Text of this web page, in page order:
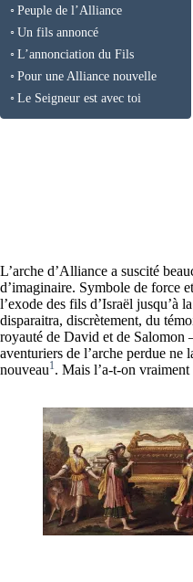
Peuple de l’Alliance
Un fils annoncé
L’annonciation du Fils
Pour une Alliance nouvelle
Le Seigneur est avec toi
L’arche d’Alliance a suscité
d’imaginaire. Symbole de force
l’exode des fils d’Israël jusqu’à
disparaitra, discrètement, du
royauté de David et de Salomon
aventuriers de l’arche perdue ne
nouveau1 . Mais l’a-t-on vraiment